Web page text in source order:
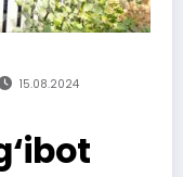
15.08.2024